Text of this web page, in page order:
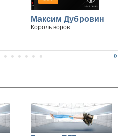
Максим Дубровин
Король воров